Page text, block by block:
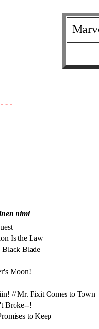
- -
nimi
Is the Law
Black Blade
Moon!
// Mr. Fixit Comes to Town
Broke--!
to Keep